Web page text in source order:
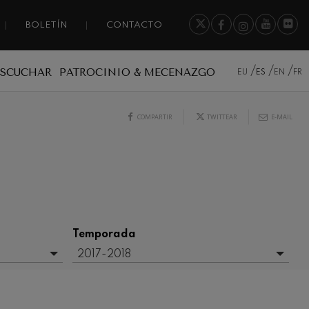
BOLETÍN CONTACTO
PATROCINIO & MECENAZGO EU ES EN FR
COMPARTIR TWITTEAR E-MAIL
Temporada
2017-2018